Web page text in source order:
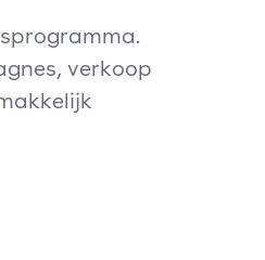
verkoop